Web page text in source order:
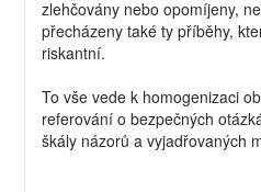
zlehčovány nebo opomíjeny,
přecházeny také ty příběhy,
riskantní.
To vše vede k homogenizaci
referování o bezpečných
škály názorů a vyjadřovaných